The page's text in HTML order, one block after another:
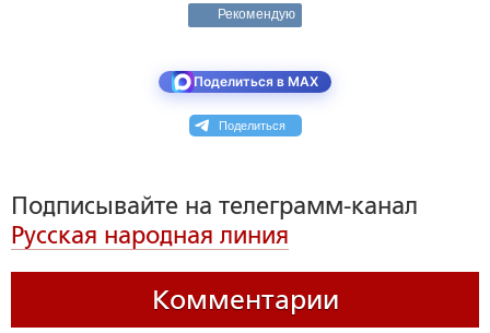
Рекомендую
Поделиться в MAX
Поделиться
Подписывайте на телеграмм-канал
Русская народная линия
Комментарии